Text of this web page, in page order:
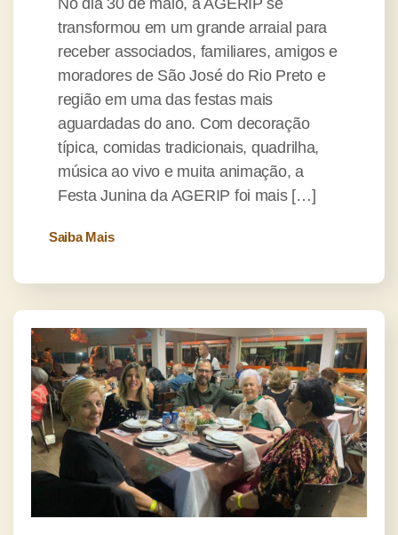
No dia 30 de maio, a AGERIP se
transformou em um grande arraial para
receber associados, familiares, amigos e
moradores de São José do Rio Preto e
região em uma das festas mais
aguardadas do ano. Com decoração
típica, comidas tradicionais, quadrilha,
música ao vivo e muita animação, a
Festa Junina da AGERIP foi mais […]
Saiba Mais